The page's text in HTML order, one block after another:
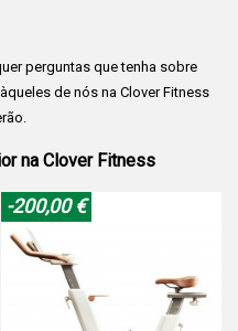
perguntas que tenha sobre
de nós na Clover Fitness
na Clover Fitness
-200,00 €